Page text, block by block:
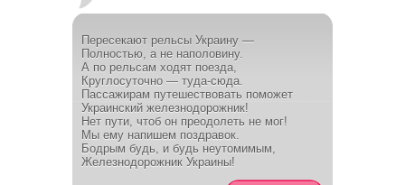
Пересекают рельсы Украину —
Полностью, а не наполовину.
А по рельсам ходят поезда,
Круглосуточно — туда-сюда.
Пассажирам путешествовать поможет
Украинский железнодорожник!
Нет пути, чтоб он преодолеть не мог!
Мы ему напишем поздравок.
Бодрым будь, и будь неутомимым,
Железнодорожник Украины!